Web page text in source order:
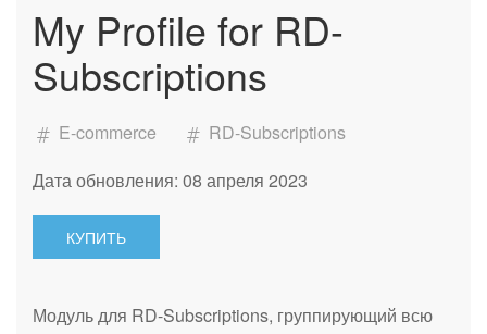
My Profile for RD-
Subscriptions
E-commerce
RD-Subscriptions
Дата обновления: 08 апреля 2023
КУПИТЬ
Модуль для RD-Subscriptions, группирующий всю